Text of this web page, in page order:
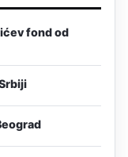
fond od